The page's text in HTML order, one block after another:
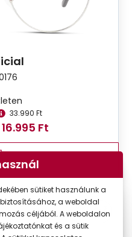
33.990 Ft
16.995 Ft
PRÓBA
sütiket használunk a
a weboldal
céljából. A weboldalon
és a sütik